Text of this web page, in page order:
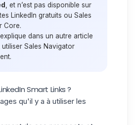
, et n’est pas disponible sur
LinkedIn gratuits ou Sales
Core.
dans un autre article
utiliser Sales Navigator
.
Smart Links ?
qu'il y a à utiliser les